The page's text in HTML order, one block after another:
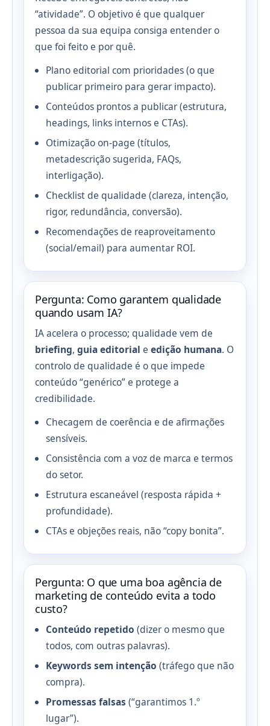
“atividade”. O objetivo é que qualquer
pessoa da sua equipa consiga entender o
que foi feito e por quê.
Plano editorial com prioridades (o que
publicar primeiro para gerar impacto).
Conteúdos prontos a publicar (estrutura,
headings, links internos e CTAs).
Otimização on-page (títulos,
metadescrição sugerida, FAQs,
interligação).
Checklist de qualidade (clareza, intenção,
rigor, redundância, conversão).
Recomendações de reaproveitamento
(social/email) para aumentar ROI.
Pergunta: Como garantem qualidade
quando usam IA?
IA acelera o processo; qualidade vem de
briefing, guia editorial e edição humana. O
controlo de qualidade é o que impede
conteúdo “genérico” e protege a
credibilidade.
Checagem de coerência e de afirmações
sensíveis.
Consistência com a voz de marca e termos
do setor.
Estrutura escaneável (resposta rápida +
profundidade).
CTAs e objeções reais, não “copy bonita”.
Pergunta: O que uma boa agência de
marketing de conteúdo evita a todo
custo?
Conteúdo repetido (dizer o mesmo que
todos, com outras palavras).
Keywords sem intenção (tráfego que não
compra).
Promessas falsas (“garantimos 1.º
lugar”).